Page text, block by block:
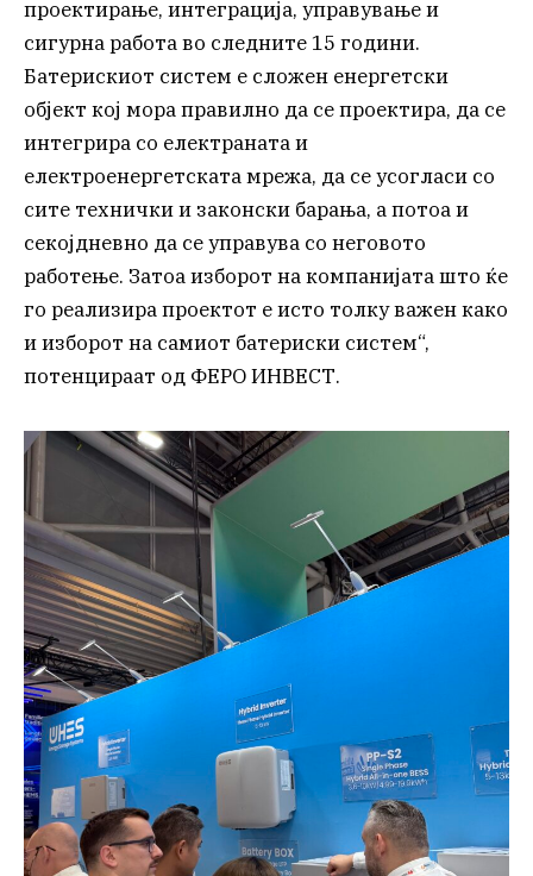
проектирање, интеграција, управување и
сигурна работа во следните 15 години.
Батерискиот систем е сложен енергетски
објект кој мора правилно да се проектира, да се
интегрира со електраната и
електроенергетската мрежа, да се усогласи со
сите технички и законски барања, а потоа и
секојдневно да се управува со неговото
работење. Затоа изборот на компанијата што ќе
го реализира проектот е исто толку важен како
и изборот на самиот батериски систем“,
потенцираат од ФЕРО ИНВЕСТ.